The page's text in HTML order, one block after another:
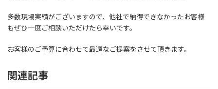
多数現場実績がございますので、他社で納得できなかったお客様
もぜひ一度ご相談いただけたら幸いです。
お客様のご予算に合わせて最適なご提案をさせて頂きます。
関連記事